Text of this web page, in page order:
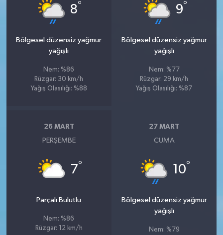
8°
Bölgesel düzensiz yağmur
yağışlı
Nem: %86
Rüzgar: 30 km/h
Yağış Olasılığı: %88
9°
Bölgesel düzensiz yağmur
yağışlı
Nem: %77
Rüzgar: 29 km/h
Yağış Olasılığı: %87
26 MART
PERŞEMBE
7°
Parçalı Bulutlu
Nem: %86
Rüzgar: 12 km/h
27 MART
CUMA
10°
Bölgesel düzensiz yağmur
yağışlı
Nem: %79